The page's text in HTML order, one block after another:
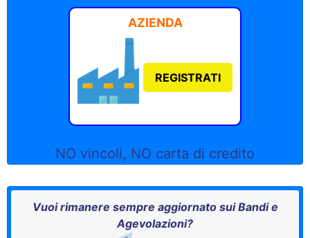
AZIENDA
REGISTRATI
NO vincoli, NO carta di credito
Vuoi rimanere sempre aggiornato sui Bandi e
Agevolazioni?